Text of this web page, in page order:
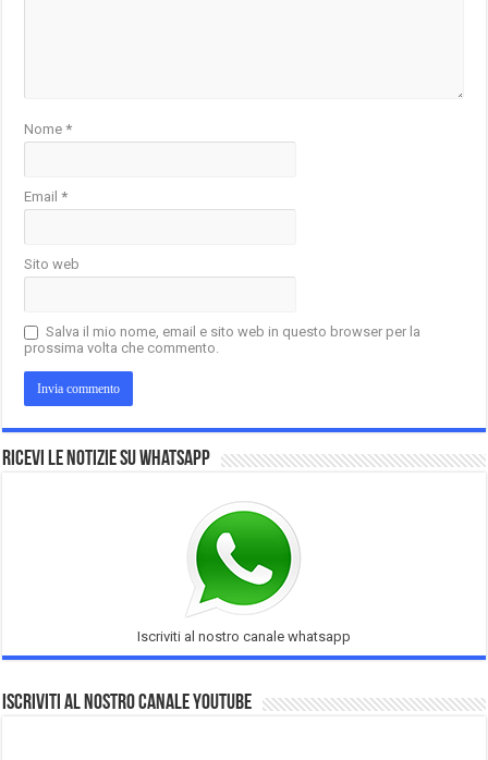
Nome*
Email*
Sito web
Salva il mio nome, email e sito web in questo browser per la
prossima volta che commento.
Ricevi le notizie su Whatsapp
Iscriviti al nostro canale whatsapp
Iscriviti al nostro Canale Youtube